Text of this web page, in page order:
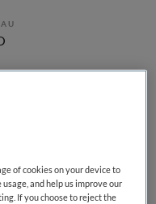
Hematologie bij St.
Hieronder staan
of cookies on your device to
and help us improve our
If you choose to reject the